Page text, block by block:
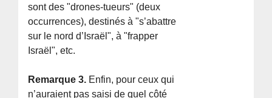
sont des "drones-tueurs" (deux
occurrences), destinés à "s’abattre
sur le nord d’Israël", à "frapper
Israël", etc.
Remarque 3. Enfin, pour ceux qui
n’auraient pas saisi de quel côté